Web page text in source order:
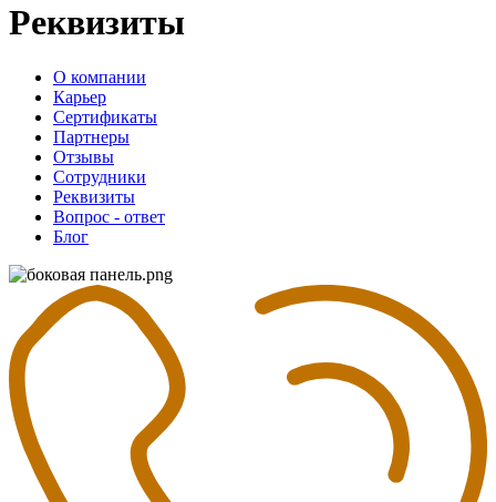
Реквизиты
О компании
Карьер
Сертификаты
Партнеры
Отзывы
Сотрудники
Реквизиты
Вопрос - ответ
Блог